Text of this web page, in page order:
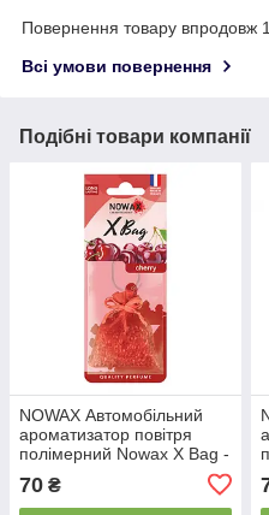
Повернення товару впродовж
Всі умови повернення
Подібні товари компанії
NOWAX Автомобільний
ароматизатор повітря
полімерний Nowax X Bag -
70 ₴